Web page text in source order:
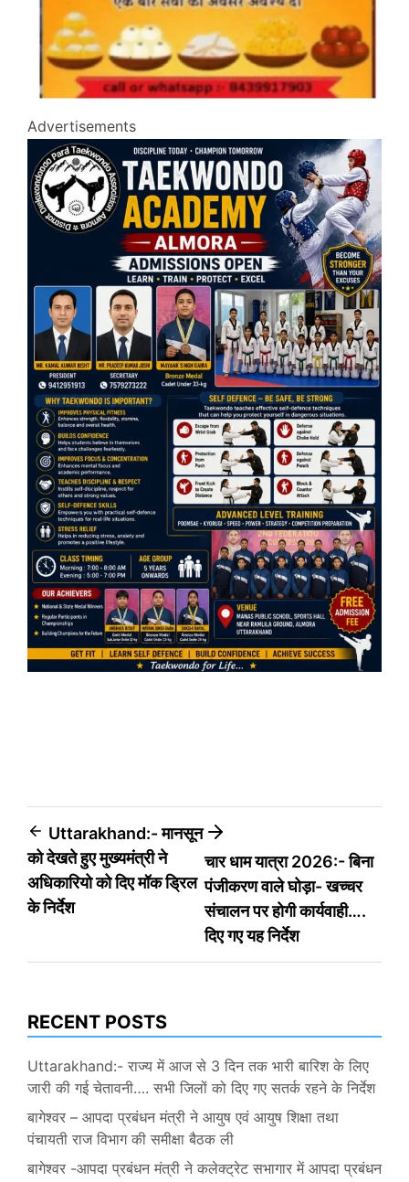
Advertisements
Post
navigation
Uttarakhand:- मानसून
को देखते हुए मुख्यमंत्री ने
अधिकारियो को दिए मॉक ड्रिल
के निर्देश
चार धाम यात्रा 2026:- बिना
पंजीकरण वाले घोड़ा- खच्चर
संचालन पर होगी कार्यवाही….
दिए गए यह निर्देश
RECENT POSTS
Uttarakhand:- राज्य में आज से 3 दिन तक भारी बारिश के लिए
जारी की गई चेतावनी…. सभी जिलों को दिए गए सतर्क रहने के निर्देश
बागेश्वर – आपदा प्रबंधन मंत्री ने आयुष एवं आयुष शिक्षा तथा
पंचायती राज विभाग की समीक्षा बैठक ली
बागेश्वर -आपदा प्रबंधन मंत्री ने कलेक्ट्रेट सभागार में आपदा प्रबंधन